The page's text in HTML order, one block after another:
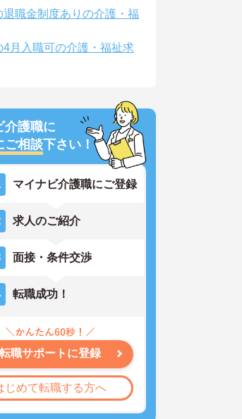
退職金制度ありの介護・福
4月入職可の介護・福祉求
介護職に
ご相談下さい！
マイナビ介護職にご登録
求人のご紹介
面接・条件交渉
転職成功！
転職サポートに登録
じめて転職する方へ